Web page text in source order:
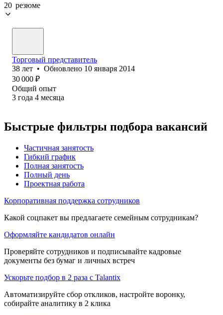
20 резюме
Торговый представитель
38 лет • Обновлено 10 января 2014
30 000 ₽
Общий опыт
3 года 4 месяца
Быстрые фильтры подбора вакансий
Частичная занятость
Гибкий график
Полная занятость
Полный день
Проектная работа
Корпоративная поддержка сотрудников
Какой соцпакет вы предлагаете семейным сотрудникам?
Оформляйте кандидатов онлайн
Проверяйте сотрудников и подписывайте кадровые
документы без бумаг и личных встреч
Ускорьте подбор в 2 раза с Talantix
Автоматизируйте сбор откликов, настройте воронку,
собирайте аналитику в 2 клика